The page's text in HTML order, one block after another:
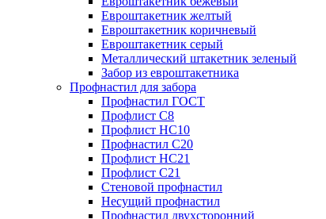
Евроштакетник желтый
Евроштакетник коричневый
Евроштакетник серый
Металлический штакетник зеленый
Забор из евроштакетника
Профнастил для забора
Профнастил ГОСТ
Профлист С8
Профлист НС10
Профнастил С20
Профлист НС21
Профлист С21
Стеновой профнастил
Несущий профнастил
Профнастил двухсторонний